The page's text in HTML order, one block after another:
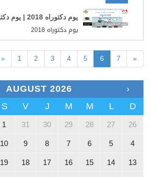
يوم دكتوراه 2018 | يوم دكتوراه 2018
يوم دكتوراه 2018
« 1 2 3 4 5 6 7 »
‹
AUGUST 2026
D
L
M
M
J
V
S
26
27
28
29
30
31
1
4
5
6
7
8
9
10
13
14
15
16
17
18
19